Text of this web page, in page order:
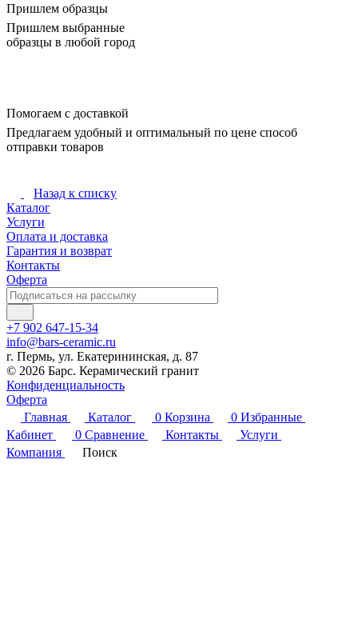
Пришлем образцы
Пришлем выбранные
образцы в любой город
Помогаем с доставкой
Предлагаем удобный и оптимальный по цене способ
отправки товаров
Назад к списку
Каталог
Услуги
Оплата и доставка
Гарантия и возврат
Контакты
Оферта
+7 902 647-15-34
info@bars-ceramic.ru
г. Пермь, ул. Екатерининская, д. 87
© 2026 Барс. Керамический гранит
Конфиденциальность
Оферта
Главная
Каталог 0 Корзина 0 Избранные
Кабинет
0 Сравнение Контакты
Услуги
Компания
Поиск